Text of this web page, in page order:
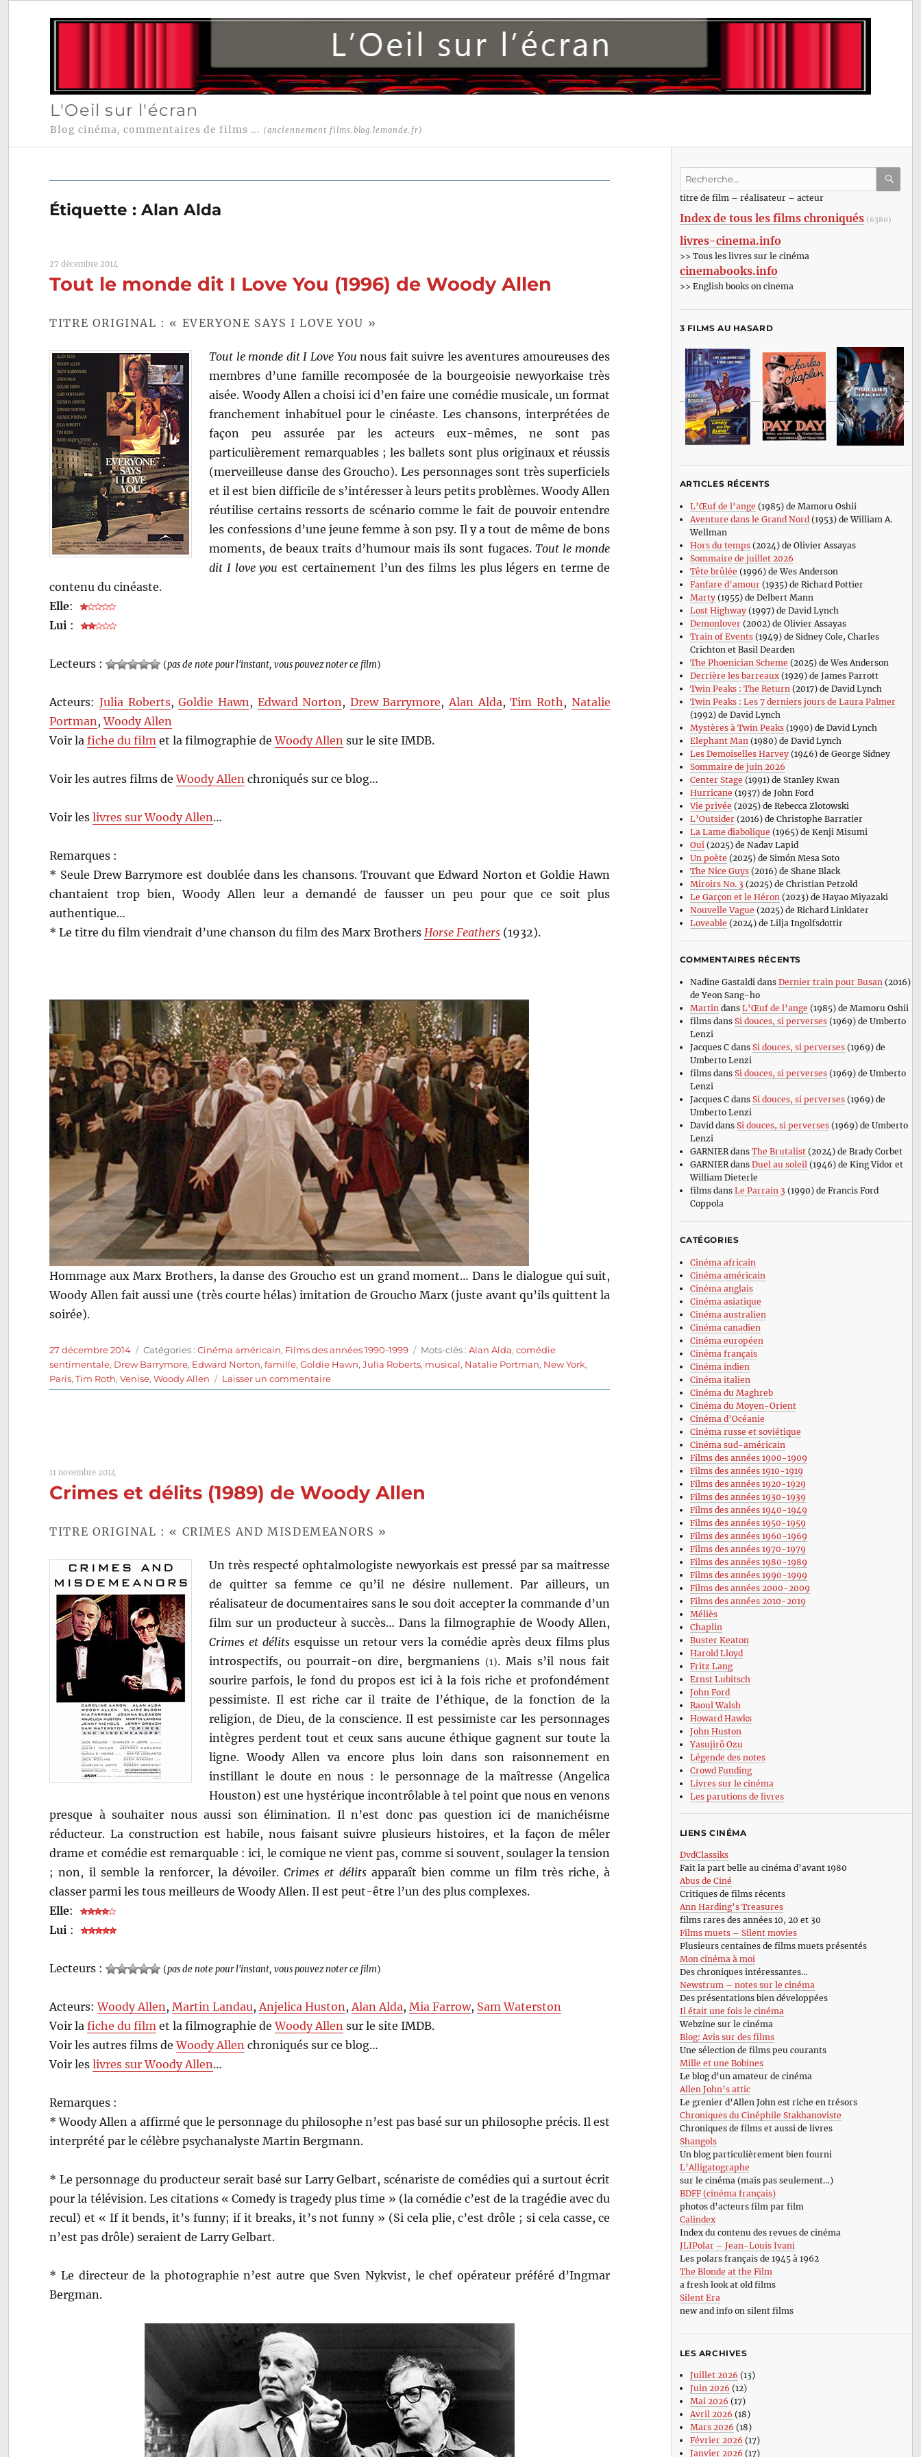
L'Oeil sur l'écran
Blog cinéma, commentaires de films ... (anciennement films.blog.lemonde.fr)
Étiquette :Alan Alda
27 décembre 2014
Tout le monde dit I Love You (1996) de Woody Allen
TITRE ORIGINAL : « EVERYONE SAYS I LOVE YOU »
Tout le monde dit I Love You nous fait suivre les aventures amoureuses des
membres d’une famille recomposée de la bourgeoisie newyorkaise très
aisée. Woody Allen a choisi ici d’en faire une comédie musicale, un format
franchement inhabituel pour le cinéaste. Les chansons, interprétées de
façon peu assurée par les acteurs eux-mêmes, ne sont pas
particulièrement remarquables ; les ballets sont plus originaux et réussis
(merveilleuse danse des Groucho). Les personnages sont très superficiels
et il est bien difficile de s’intéresser à leurs petits problèmes. Woody Allen
réutilise certains ressorts de scénario comme le fait de pouvoir entendre
les confessions d’une jeune femme à son psy. Il y a tout de même de bons
moments, de beaux traits d’humour mais ils sont fugaces. Tout le monde
dit I love you est certainement l’un des films les plus légers en terme de
contenu du cinéaste.
Elle:
Lui :
Lecteurs : (pas de note pour l'instant, vous pouvez noter ce film)
Acteurs: Julia Roberts,Goldie Hawn , Edward Norton , Drew Barrymore, Alan Alda,Tim Roth , Natalie
Portman ,Woody Allen
Voir lafiche du film et la filmographie deWoody Allen sur le site IMDB.
Voir les autres films deWoody Allen chroniqués sur ce blog…
Voir leslivres sur Woody Allen…
Remarques :
* Seule Drew Barrymore est doublée dans les chansons. Trouvant que Edward Norton et Goldie Hawn
chantaient trop bien, Woody Allen leur a demandé de fausser un peu pour que ce soit plus
authentique…
* Le titre du film viendrait d’une chanson du film des Marx Brothers Horse Feathers (1932).
Hommage aux Marx Brothers, la danse des Groucho est un grand moment… Dans le dialogue qui suit,
Woody Allen fait aussi une (très courte hélas) imitation de Groucho Marx (juste avant qu’ils quittent la
soirée).
Publié
le
27 décembre 2014 Catégories
Catégories :Cinéma américain, Films des années 1990-1999 Étiquettes
Mots-clés :Alan Alda,comédie
sentimentale, Drew Barrymore, Edward Norton,famille,Goldie Hawn,Julia Roberts, musical, Natalie Portman, New York,
Paris,Tim Roth,Venise,Woody Allen Laisser un commentairesur
Tout
(1996)
Allen
11 novembre 2014
Crimes et délits (1989) de Woody Allen
TITRE ORIGINAL : « CRIMES AND MISDEMEANORS »
Un très respecté ophtalmologiste newyorkais est pressé par sa maitresse
de quitter sa femme ce qu’il ne désire nullement. Par ailleurs, un
réalisateur de documentaires sans le sou doit accepter la commande d’un
film sur un producteur à succès… Dans la filmographie de Woody Allen,
Crimes et délits esquisse un retour vers la comédie après deux films plus
introspectifs, ou pourrait-on dire, bergmaniens(1). Mais s’il nous fait
sourire parfois, le fond du propos est ici à la fois riche et profondément
pessimiste. Il est riche car il traite de l’éthique, de la fonction de la
religion, de Dieu, de la conscience. Il est pessimiste car les personnages
intègres perdent tout et ceux sans aucune éthique gagnent sur toute la
ligne. Woody Allen va encore plus loin dans son raisonnement en
instillant le doute en nous : le personnage de la maîtresse (Angelica
Houston) est une hystérique incontrôlable à tel point que nous en venons
presque à souhaiter nous aussi son élimination. Il n’est donc pas question ici de manichéisme
réducteur. La construction est habile, nous faisant suivre plusieurs histoires, et la façon de mêler
drame et comédie est remarquable : ici, le comique ne vient pas, comme si souvent, soulager la tension
; non, il semble la renforcer, la dévoiler.Crimes et délitsapparaît bien comme un film très riche, à
classer parmi les tous meilleurs de Woody Allen. Il est peut-être l’un des plus complexes.
Elle:
Lui :
Lecteurs : (pas de note pour l'instant, vous pouvez noter ce film)
Acteurs:Woody Allen ,Martin Landau, Anjelica Huston , Alan Alda,Mia Farrow, Sam Waterston
Voir lafiche du film et la filmographie deWoody Allen sur le site IMDB.
Voir les autres films deWoody Allen chroniqués sur ce blog…
Voir leslivres sur Woody Allen…
Remarques :
* Woody Allen a affirmé que le personnage du philosophe n’est pas basé sur un philosophe précis. Il est
interprété par le célèbre psychanalyste Martin Bergmann.
* Le personnage du producteur serait basé sur Larry Gelbart, scénariste de comédies qui a surtout écrit
pour la télévision. Les citations « Comedy is tragedy plus time » (la comédie c’est de la tragédie avec du
recul) et « If it bends, it’s funny; if it breaks, it’s not funny » (Si cela plie, c’est drôle ; si cela casse, ce
n’est pas drôle) seraient de Larry Gelbart.
* Le directeur de la photographie n’est autre que Sven Nykvist, le chef opérateur préféré d’Ingmar
Bergman.
Recherche
:titre de film – réalisateur – acteur
Index de tous les films chroniqués (6380)
livres-cinema.info
>> Tous les livres sur le cinéma
cinemabooks.info
>> English books on cinema
3 FILMS AU HASARD
ARTICLES RÉCENTS
L’Œuf de l’ange (1985) de Mamoru Oshii
Aventure dans le Grand Nord(1953) de William A.
Wellman
Hors du temps(2024) de Olivier Assayas
Sommaire de juillet 2026
Tête brûlée (1996) de Wes Anderson
Fanfare d’amour(1935) de Richard Pottier
Marty(1955) de Delbert Mann
Lost Highway(1997) de David Lynch
Demonlover(2002) de Olivier Assayas
Train of Events(1949) de Sidney Cole, Charles
Crichton et Basil Dearden
The Phoenician Scheme (2025) de Wes Anderson
Derrière les barreaux(1929) de James Parrott
Twin Peaks : The Return(2017) de David Lynch
Twin Peaks : Les 7 derniers jours de Laura Palmer
(1992) de David Lynch
Mystères à Twin Peaks(1990) de David Lynch
Elephant Man(1980) de David Lynch
Les Demoiselles Harvey(1946) de George Sidney
Sommaire de juin 2026
Center Stage (1991) de Stanley Kwan
Hurricane (1937) de John Ford
Vie privée (2025) de Rebecca Zlotowski
L’Outsider(2016) de Christophe Barratier
La Lame diabolique (1965) de Kenji Misumi
Oui(2025) de Nadav Lapid
Un poète (2025) de Simón Mesa Soto
The Nice Guys(2016) de Shane Black
Miroirs No. 3 (2025) de Christian Petzold
Le Garçon et le Héron(2023) de Hayao Miyazaki
Nouvelle Vague (2025) de Richard Linklater
Loveable (2024) de Lilja Ingolfsdottir
COMMENTAIRES RÉCENTS
Nadine Gastaldi dans Dernier train pour Busan (2016)
de Yeon Sang-ho
Martin dans L’Œuf de l’ange (1985) de Mamoru Oshii
filmsdans Si douces, si perverses(1969) de Umberto
Lenzi
Jacques Cdans Si douces, si perverses(1969) de
Umberto Lenzi
filmsdans Si douces, si perverses(1969) de Umberto
Lenzi
Jacques Cdans Si douces, si perverses(1969) de
Umberto Lenzi
David dans Si douces, si perverses(1969) de Umberto
Lenzi
GARNIERdans The Brutalist(2024) de Brady Corbet
GARNIERdans Duel au soleil (1946) de King Vidor et
William Dieterle
filmsdans Le Parrain 3 (1990) de Francis Ford
Coppola
CATÉGORIES
Cinéma africain
Cinéma américain
Cinéma anglais
Cinéma asiatique
Cinéma australien
Cinéma canadien
Cinéma européen
Cinéma français
Cinéma indien
Cinéma italien
Cinéma du Maghreb
Cinéma du Moyen-Orient
Cinéma d’Océanie
Cinéma russe et soviétique
Cinéma sud-américain
Films des années 1900-1909
Films des années 1910-1919
Films des années 1920-1929
Films des années 1930-1939
Films des années 1940-1949
Films des années 1950-1959
Films des années 1960-1969
Films des années 1970-1979
Films des années 1980-1989
Films des années 1990-1999
Films des années 2000-2009
Films des années 2010-2019
Méliès
Chaplin
Buster Keaton
Harold Lloyd
Fritz Lang
Ernst Lubitsch
John Ford
Raoul Walsh
Howard Hawks
John Huston
Yasujirô Ozu
Légende des notes
Crowd Funding
Livres sur le cinéma
Les parutions de livres
LIENS CINÉMA
DvdClassiks
Fait la part belle au cinéma d’avant 1980
Abus de Ciné
Critiques de films récents
Ann Harding’s Treasures
films rares des années 10, 20 et 30
Films muets – Silent movies
Plusieurs centaines de films muets présentés
Mon cinéma à moi
Des chroniques intéressantes…
Newstrum – notes sur le cinéma
Des présentations bien développées
Il était une fois le cinéma
Webzine sur le cinéma
Blog: Avis sur des films
Une sélection de films peu courants
Mille et une Bobines
Le blog d’un amateur de cinéma
Allen John’s attic
Le grenier d’Allen John est riche en trésors
Chroniques du Cinéphile Stakhanoviste
Chroniques de films et aussi de livres
Shangols
Un blog particulièrement bien fourni
L’Alligatographe
sur le cinéma (mais pas seulement…)
BDFF (cinéma français)
photos d’acteurs film par film
Calindex
Index du contenu des revues de cinéma
JLIPolar – Jean-Louis Ivani
Les polars français de 1945 à 1962
The Blonde at the Film
a fresh look at old films
Silent Era
new and info on silent films
LES ARCHIVES
Juillet 2026 (13)
Juin 2026 (12)
Mai 2026 (17)
Avril 2026 (18)
Mars 2026 (18)
Février 2026 (17)
Janvier 2026 (17)